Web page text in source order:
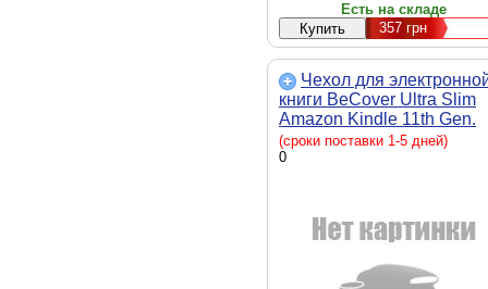
Есть на складе
357грн
Чехол для
книги BeCover Ultra Slim
Amazon Kindle 11th Gen.
2022 6" Mint (708848)
мятный, полиуретан,
(сроки поставки 1-5 дней)
0